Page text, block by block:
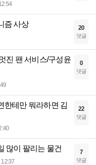
즘 사상 20
댓글
진 팬 서비스/구성윤
0
댓글
한테만 뭐라하면 김
22
댓글
많이 팔리는 물건
12:37
7
댓글